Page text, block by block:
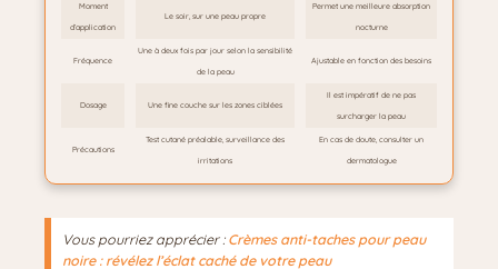
Moment
d’application
Le soir, sur une peau propre
Permet une meilleure absorption
nocturne
Fréquence
Une à deux fois par jour selon la sensibilité
de la peau
Ajustable en fonction des besoins
Dosage Une fine couche sur les zones ciblées
Il est impératif de ne pas
surcharger la peau
Précautions
Test cutané préalable, surveillance des
irritations
En cas de doute, consulter un
dermatologue
Vous pourriez apprécier :Crèmes anti-taches pour peau
noire : révélez l’éclat caché de votre peau